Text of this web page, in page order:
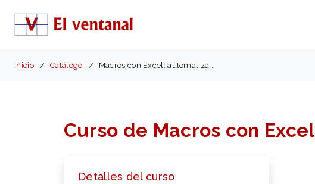
Inicio Catálogo Macros con Excel: automatización sin programación
Curso de Macros con
Detalles del curso